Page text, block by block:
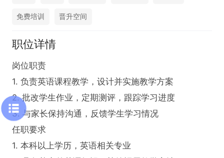
免费培训 晋升空间
职位详情
岗位职责
1. 负责英语课程教学，设计并实施教学方案
2. 批改学生作业，定期测评，跟踪学习进度
3. 与家长保持沟通，反馈学生学习情况
任职要求
1. 本科以上学历，英语相关专业